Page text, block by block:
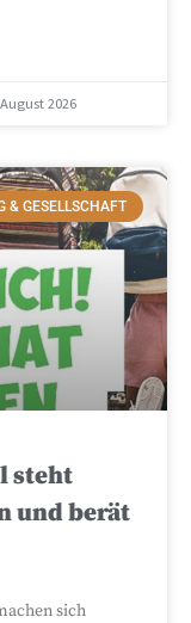
2026
& GESELLSCHAFT
steht
und berät
sich